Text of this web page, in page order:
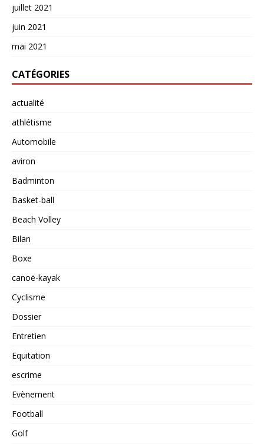
juillet 2021
juin 2021
mai 2021
CATÉGORIES
actualité
athlétisme
Automobile
aviron
Badminton
Basket-ball
Beach Volley
Bilan
Boxe
canoë-kayak
Cyclisme
Dossier
Entretien
Equitation
escrime
Evènement
Football
Golf